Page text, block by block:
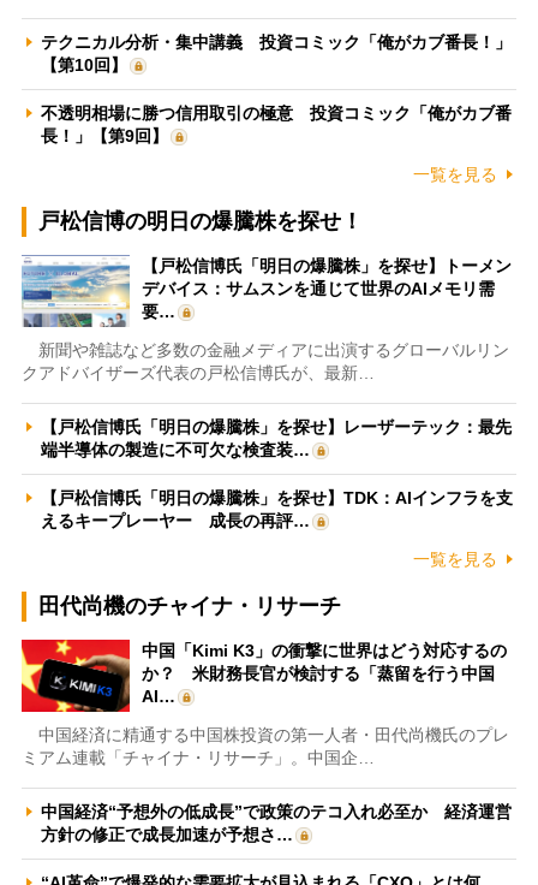
テクニカル分析・集中講義 投資コミック「俺がカブ番長！」
【第10回】
不透明相場に勝つ信用取引の極意 投資コミック「俺がカブ番
長！」【第9回】
一覧を見る
戸松信博の明日の爆騰株を探せ！
【戸松信博氏「明日の爆騰株」を探せ】トーメン
デバイス：サムスンを通じて世界のAIメモリ需
要…
新聞や雑誌など多数の金融メディアに出演するグローバルリン
クアドバイザーズ代表の戸松信博氏が、最新…
【戸松信博氏「明日の爆騰株」を探せ】レーザーテック：最先
端半導体の製造に不可欠な検査装…
【戸松信博氏「明日の爆騰株」を探せ】TDK：AIインフラを支
えるキープレーヤー 成長の再評…
一覧を見る
田代尚機のチャイナ・リサーチ
中国「Kimi K3」の衝撃に世界はどう対応するの
か？ 米財務長官が検討する「蒸留を行う中国
AI…
中国経済に精通する中国株投資の第一人者・田代尚機氏のプレ
ミアム連載「チャイナ・リサーチ」。中国企…
中国経済“予想外の低成長”で政策のテコ入れ必至か 経済運営
方針の修正で成長加速が予想さ…